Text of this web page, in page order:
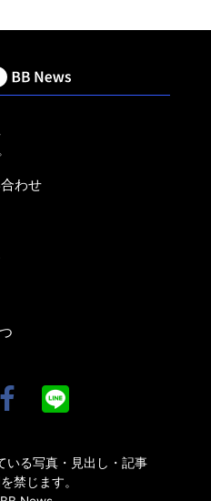
わせ
いる写真・見出し・記事
禁じます。